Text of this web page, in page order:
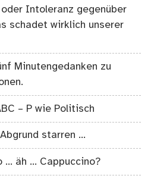
Intoleranz gegenüber
schadet wirklich unserer
Minutengedanken zu
– P wie Politisch
starren …
… äh … Cappuccino?